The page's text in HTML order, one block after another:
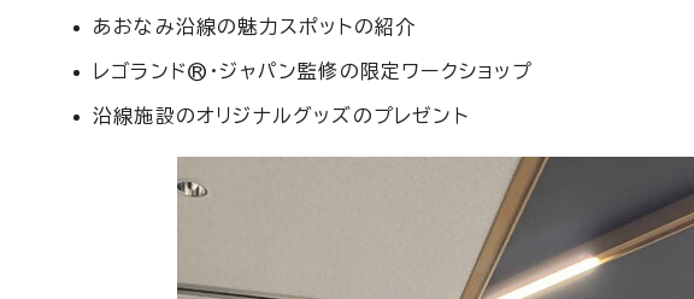
あおなみ沿線の魅力スポットの紹介
レゴランド®・ジャパン監修の限定ワークショップ
沿線施設のオリジナルグッズのプレゼント